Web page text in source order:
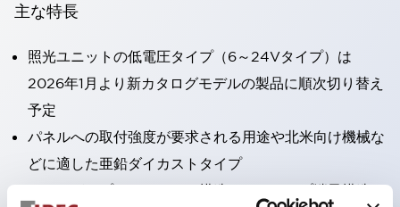
主な特長
照光ユニットの低電圧タイプ（6～24Vタイプ）は
2026年1月より新カタログモデルの製品に順次切り替え
予定
パネルへの取付強度が要求される用途や北米向け機械な
どに適した亜鉛ダイカストタイプ
フィンガープロテクション構造、ねじアップ端子構造、